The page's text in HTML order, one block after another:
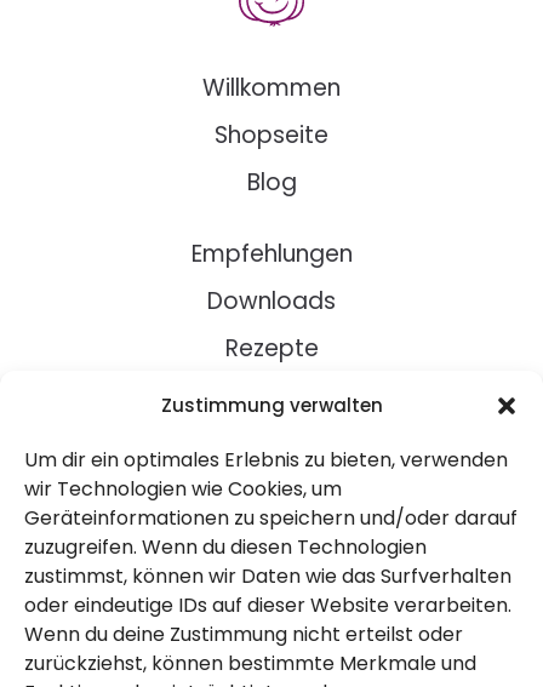
Zustimmung verwalten
Um dir ein optimales Erlebnis zu bieten, verwenden
wir Technologien wie Cookies, um
Geräteinformationen zu speichern und/oder darauf
zuzugreifen. Wenn du diesen Technologien
zustimmst, können wir Daten wie das Surfverhalten
oder eindeutige IDs auf dieser Website verarbeiten.
Wenn du deine Zustimmung nicht erteilst oder
zurückziehst, können bestimmte Merkmale und
Willkommen
Shopseite
Blog
Empfehlungen
Downloads
Rezepte
Über Uns
Kontakt
Impressum
Datenschutz
AGB
Widerruf